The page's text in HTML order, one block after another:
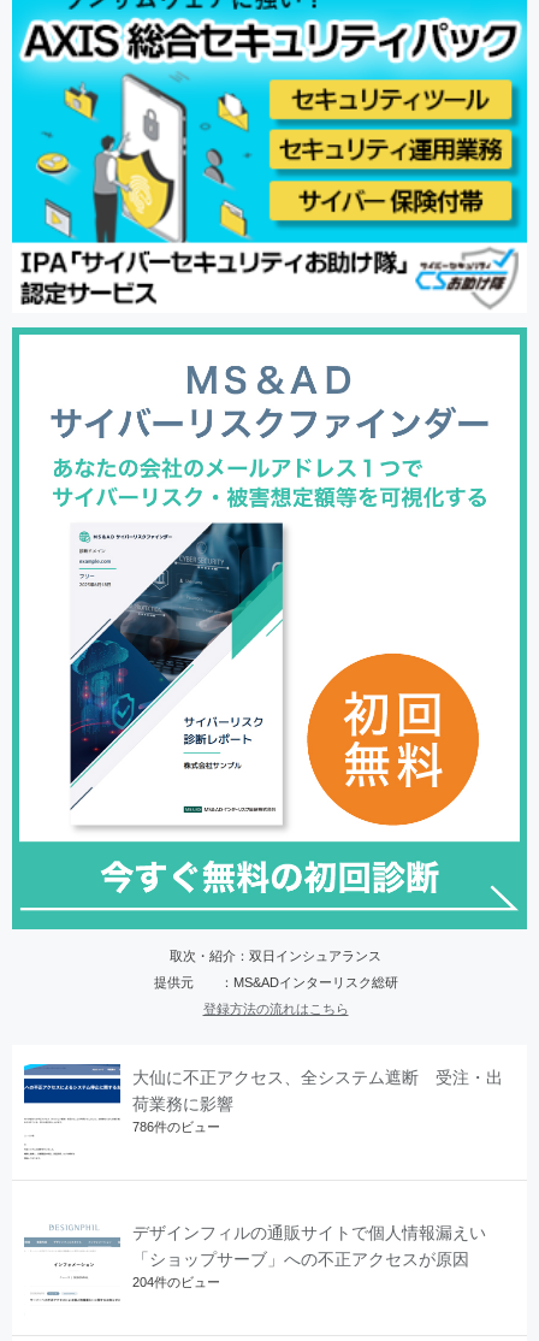
取次・紹介：双日インシュアランス
提供元 ：MS&ADインターリスク総研
登録方法の流れはこちら
大仙に不正アクセス、全システム遮断 受注・出
荷業務に影響
786件のビュー
デザインフィルの通販サイトで個人情報漏えい
「ショップサーブ」への不正アクセスが原因
204件のビュー